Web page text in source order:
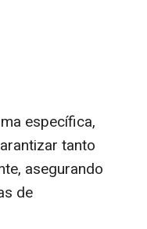
específica,
tanto
asegurando
de